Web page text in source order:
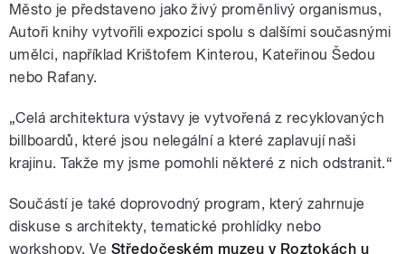
Město je představeno jako živý proměnlivý organismus,
Autoři knihy vytvořili expozici spolu s dalšími současnými
umělci, například Krištofem Kinterou, Kateřinou Šedou
nebo Rafany.
„Celá architektura výstavy je vytvořená z recyklovaných
billboardů, které jsou nelegální a které zaplavují naši
krajinu. Takže my jsme pomohli některé z nich odstranit.“
Součástí je také doprovodný program, který zahrnuje
diskuse s architekty, tematické prohlídky nebo
workshopy. Ve Středočeském muzeu v Roztokách u